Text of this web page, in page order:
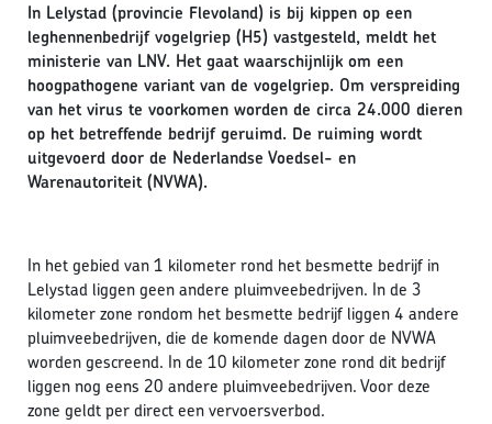
In Lelystad (provincie Flevoland) is bij kippen op een
leghennenbedrijf vogelgriep (H5) vastgesteld, meldt het
ministerie van LNV. Het gaat waarschijnlijk om een
hoogpathogene variant van de vogelgriep. Om verspreiding
van het virus te voorkomen worden de circa 24.000 dieren
op het betreffende bedrijf geruimd. De ruiming wordt
uitgevoerd door de Nederlandse Voedsel- en
Warenautoriteit (NVWA).
In het gebied van 1 kilometer rond het besmette bedrijf in
Lelystad liggen geen andere pluimveebedrijven. In de 3
kilometer zone rondom het besmette bedrijf liggen 4 andere
pluimveebedrijven, die de komende dagen door de NVWA
worden gescreend. In de 10 kilometer zone rond dit bedrijf
liggen nog eens 20 andere pluimveebedrijven. Voor deze
zone geldt per direct een vervoersverbod.